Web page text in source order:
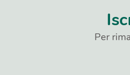
Per